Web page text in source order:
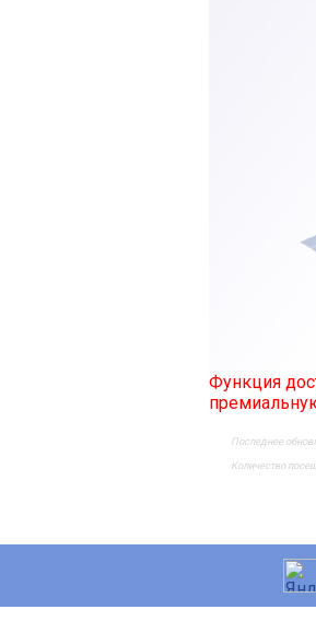
Функция
Последнее
Количество